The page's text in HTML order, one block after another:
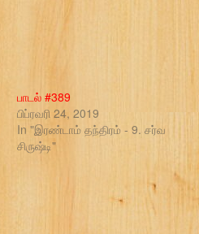
பாடல் #389
பிப்ரவரி 24, 2019
In "இரண்டாம் தந்திரம் - 9. சர்வ
சிருஷ்டி"